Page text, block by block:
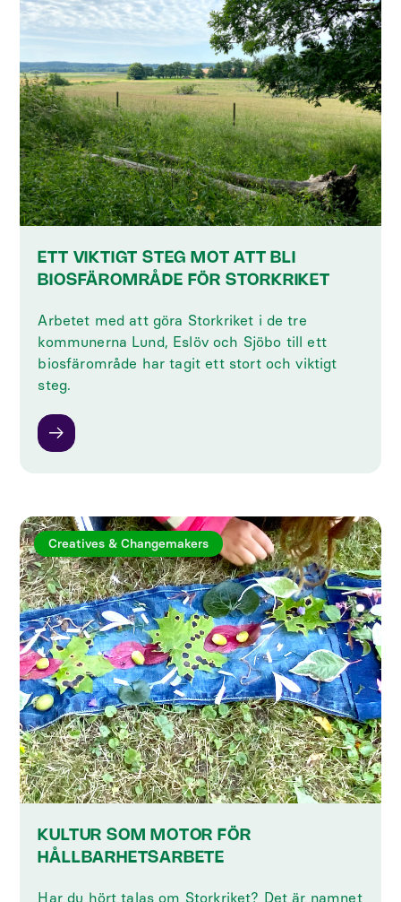
ETT VIKTIGT STEG MOT ATT BLI
BIOSFÄROMRÅDE FÖR STORKRIKET
Arbetet med att göra Storkriket i de tre
kommunerna Lund, Eslöv och Sjöbo till ett
biosfärområde har tagit ett stort och viktigt
steg.
Creatives & Changemakers
KULTUR SOM MOTOR FÖR
HÅLLBARHETSARBETE
Har du hört talas om Storkriket? Det är namnet